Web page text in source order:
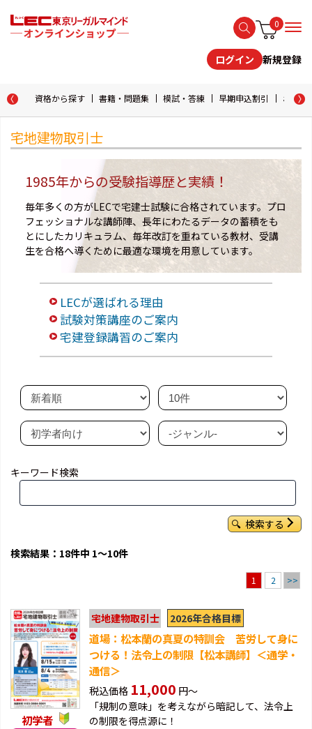
0
ログイン 新規登録
資格から探す 書籍・問題集 模試・答練 早期申込割引 おため
宅地建物取引士
1985年からの受験指導歴と実績！
毎年多くの方がLECで宅建士試験に合格されています。プロ
フェッショナルな講師陣、長年にわたるデータの蓄積をも
とにしたカリキュラム、毎年改訂を重ねている教材、受講
生を合格へ導くために最適な環境を用意しています。
LECが選ばれる理由
試験対策講座のご案内
宅建登録講習のご案内
キーワード検索
検索する
検索結果：18件中 1～10件
1 2 >>
初学者
宅地建物取引士 2026年合格目標
道場：松本蘭の真夏の特訓会 苦労して身に
つける！法令上の制限【松本講師】＜通学・
通信＞
税込価格 11,000 円～
「規制の意味」を考えながら暗記して、法令上
の制限を得点源に！